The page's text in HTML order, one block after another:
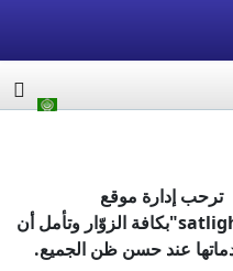
ترحب إدارة موقع
"بكافة الزوّار وتأمل أن
عند حسن ظن الجميع.